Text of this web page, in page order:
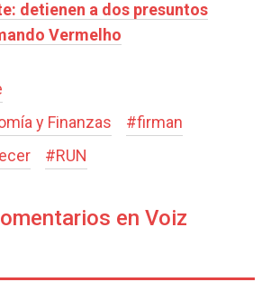
detienen a dos presuntos
Vermelho
y Finanzas #firman
#RUN
en Voiz